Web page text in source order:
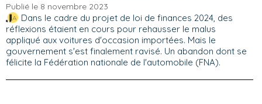
Publié le 8 novembre 2023
Dans le cadre du projet de loi de finances 2024, des
réflexions étaient en cours pour rehausser le malus
appliqué aux voitures d'occasion importées. Mais le
gouvernement s'est finalement ravisé. Un abandon dont se
félicite la Fédération nationale de l'automobile (FNA).